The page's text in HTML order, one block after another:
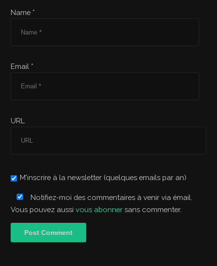
Name *
Email *
URL
M'inscrire à la newsletter (quelques emails par an)
Notifiez-moi des commentaires à venir via émail.
Vous pouvez aussivous abonner sans commenter.